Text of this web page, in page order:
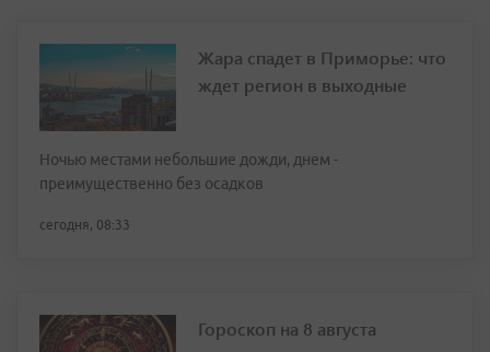
Жара спадет в Приморье: что
ждет регион в выходные
Ночью местами небольшие дожди, днем -
преимущественно без осадков
сегодня, 08:33
Гороскоп на 8 августа